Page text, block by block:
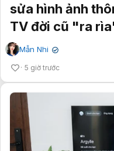
sửa hình ảnh
TV đời cũ "ra
Mẫn Nhi ✔
5 giờ trước